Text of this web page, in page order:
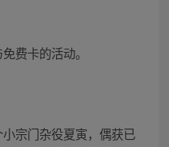
费卡的活动。
宗门杂役夏寅，偶获已